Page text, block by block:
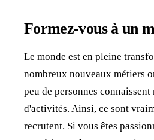
Formez-vous à un
Le monde est en pleine
nombreux nouveaux métiers
peu de personnes
d'activités. Ainsi, ce sont
recrutent. Si vous êtes